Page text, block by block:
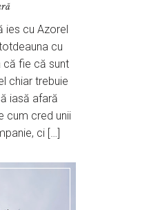
ies cu Azorel
cu
că fie că sunt
chiar trebuie
iasă afară
cum cred unii
ci […]